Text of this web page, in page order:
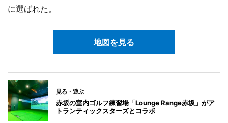
に選ばれた。
地図を見る
見る・遊ぶ
赤坂の室内ゴルフ練習場「Lounge Range赤坂」がア
トランティックスターズとコラボ